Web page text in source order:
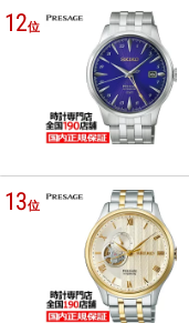
12位
13位